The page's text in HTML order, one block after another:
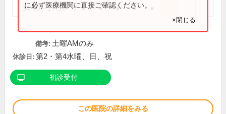
14:00～17:30 ● ● ● ●
に必ず医療機関に直接ご確認ください。
×閉じる
備考: 土曜AMのみ
休診日: 第2・第4水曜、日、祝
初診受付
この医院の詳細をみる